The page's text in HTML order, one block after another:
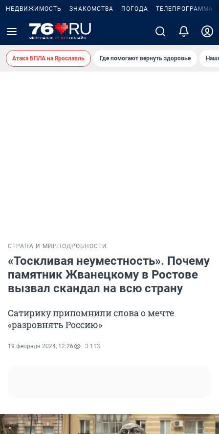
НЕДВИЖИМОСТЬ ЗНАКОМСТВА ПОГОДА ТЕЛЕПРОГРАММА
Атака БПЛА на Ярославль Где помогают вернуть здоровье
СТРАНА И МИР ПОДРОБНОСТИ
«Тоскливая неуместность». Почему
памятник Жванецкому в Ростове
вызвал скандал на всю страну
Сатирику припомнили слова о мечте
«разровнять Россию»
19 февраля 2024, 12:26 3 113